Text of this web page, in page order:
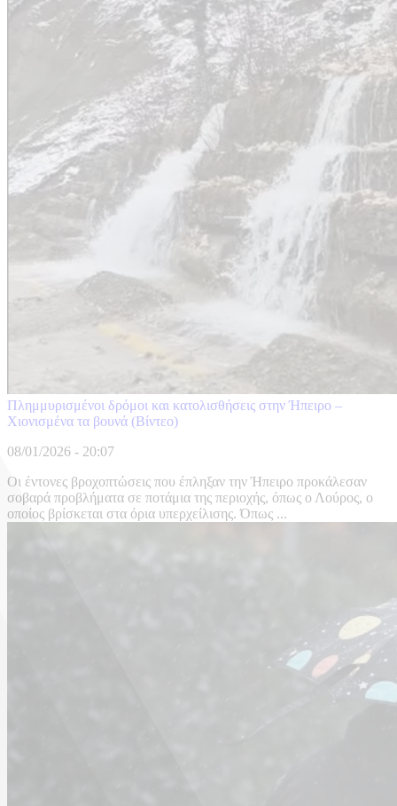
Πλημμυρισμένοι δρόμοι και κατολισθήσεις στην Ήπειρο –
Χιονισμένα τα βουνά (Βίντεο)
08/01/2026 - 20:07
Οι έντονες βροχοπτώσεις που έπληξαν την Ήπειρο προκάλεσαν
σοβαρά προβλήματα σε ποτάμια της περιοχής, όπως ο Λούρος, ο
οποίος βρίσκεται στα όρια υπερχείλισης. Όπως ...